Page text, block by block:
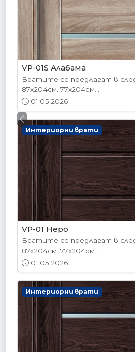
VP-01S Алабама
Вратите се предлагат в
87х204см. 77х204см...
01.05.2026
Интериорни врати
VP-01 Hepo
Вратите се предлагат в
87х204см. 77х204см...
01.05.2026
Интериорни врати
Previous